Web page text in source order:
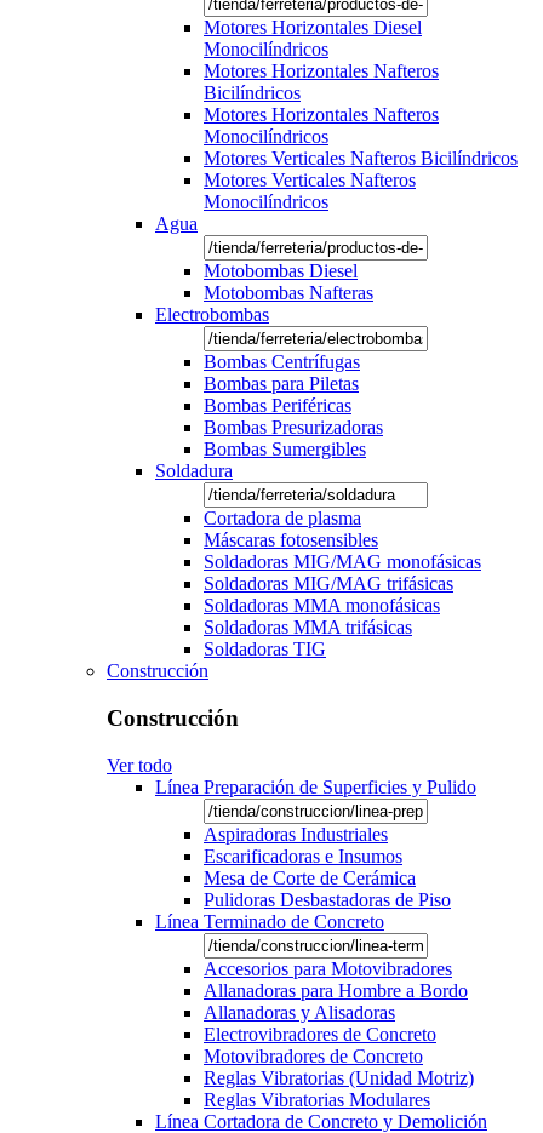
Motores Horizontales Diesel
Monocilíndricos
Motores Horizontales Nafteros
Bicilíndricos
Motores Horizontales Nafteros
Monocilíndricos
Motores Verticales Nafteros Bicilíndricos
Motores Verticales Nafteros
Monocilíndricos
Agua
Motobombas Diesel
Motobombas Nafteras
Electrobombas
Bombas Centrífugas
Bombas para Piletas
Bombas Periféricas
Bombas Presurizadoras
Bombas Sumergibles
Soldadura
Cortadora de plasma
Máscaras fotosensibles
Soldadoras MIG/MAG monofásicas
Soldadoras MIG/MAG trifásicas
Soldadoras MMA monofásicas
Soldadoras MMA trifásicas
Soldadoras TIG
Construcción
Construcción
Ver todo
Línea Preparación de Superficies y Pulido
Aspiradoras Industriales
Escarificadoras e Insumos
Mesa de Corte de Cerámica
Pulidoras Desbastadoras de Piso
Línea Terminado de Concreto
Accesorios para Motovibradores
Allanadoras para Hombre a Bordo
Allanadoras y Alisadoras
Electrovibradores de Concreto
Motovibradores de Concreto
Reglas Vibratorias (Unidad Motriz)
Reglas Vibratorias Modulares
Línea Cortadora de Concreto y Demolición